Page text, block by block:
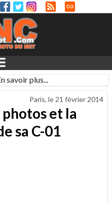
savoir plus...
Paris, le 21 février 2014
et la
sa C-01